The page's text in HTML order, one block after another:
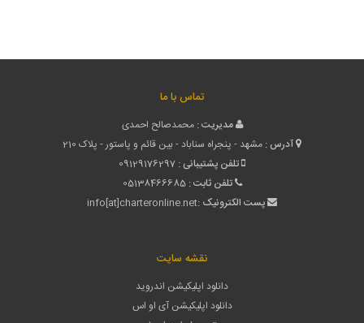
تماس با ما
مدیریت : محمدصالح احمدی
آدرس : مشهد - پنجراه سناباد - بین قائم و پاستور - پلاک 210
تلفن پشتیبانی : 09129176297
تلفن ثابت : 05138466685
پست الکترونیک :info[at]charteronline.net
نقشه سایت
دانلود اپلیکیشن اندروید
دانلود اپلیکیشن آی او اس